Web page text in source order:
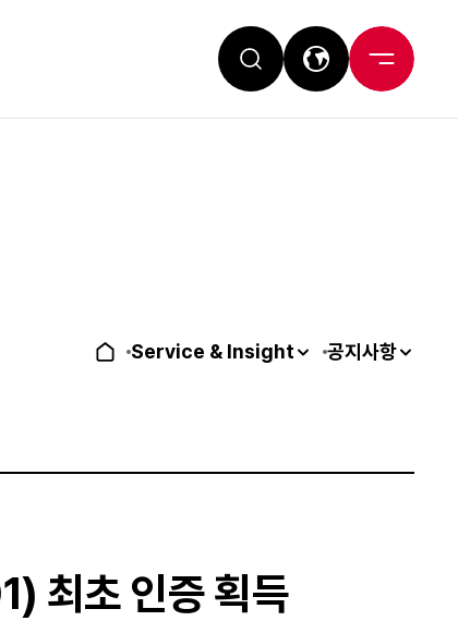
Service & Insight 공지사항
최초 인증 획득